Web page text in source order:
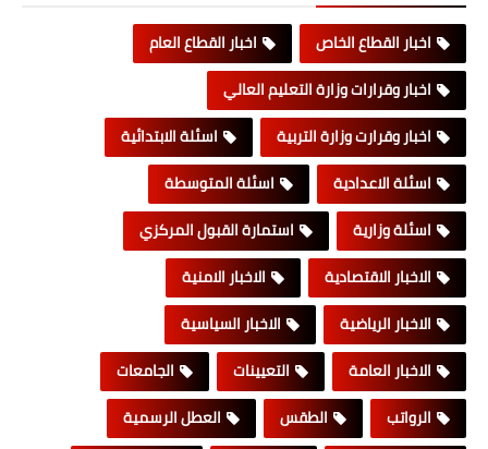
اخبار القطاع الخاص
اخبار القطاع العام
اخبار وقرارات وزارة التعليم العالي
اخبار وقرارت وزارة التربية
اسئلة الابتدائية
اسئلة الاعدادية
اسئلة المتوسطة
اسئلة وزارية
استمارة القبول المركزي
الاخبار الاقتصادية
الاخبار الامنية
الاخبار الرياضية
الاخبار السياسية
الاخبار العامة
التعيينات
الجامعات
الرواتب
الطقس
العطل الرسمية